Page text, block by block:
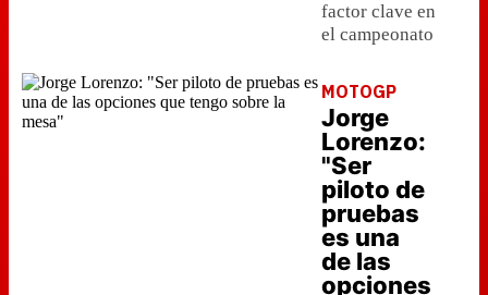
factor clave en
el campeonato
MOTOGP
Jorge
Lorenzo:
"Ser
piloto de
pruebas
es una
de las
opciones